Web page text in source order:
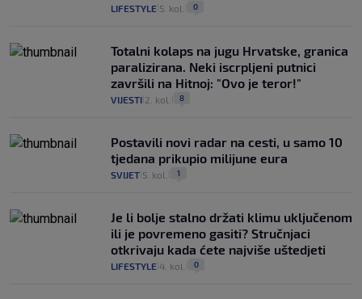
LIFESTYLE 5. kol. 0
Totalni kolaps na jugu Hrvatske, granica
paralizirana. Neki iscrpljeni putnici
završili na Hitnoj: "Ovo je teror!"
VIJESTI 2. kol. 8
Postavili novi radar na cesti, u samo 10
tjedana prikupio milijune eura
SVIJET 5. kol. 1
Je li bolje stalno držati klimu uključenom
ili je povremeno gasiti? Stručnjaci
otkrivaju kada ćete najviše uštedjeti
LIFESTYLE 4. kol. 0